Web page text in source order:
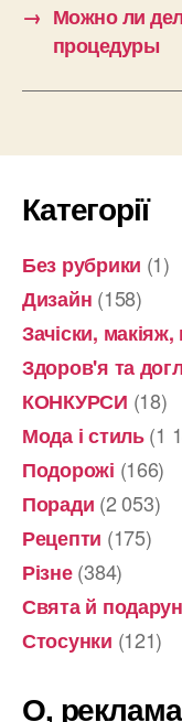
→ Можно ли
процедуры
Категорії
Без рубрики (1)
Дизайн (158)
Зачіски,
Здоров'я та
КОНКУРСИ (18)
Мода і стиль(1
Подорожі (166)
Поради (2 053)
Рецепти (175)
Різне(384)
Свята й
Стосунки (121)
О,